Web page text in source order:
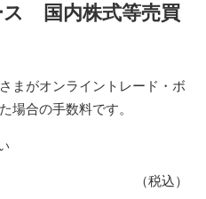
ス 国内株式等売買
まがオンライントレード・ボ
場合の手数料です。
（税込）